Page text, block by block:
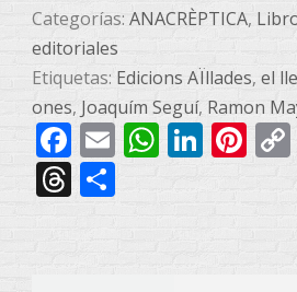
LES
ONES
I
ALTRES
RELATS
cantidad
Categorías: ANACRÈPTICA,
editoriales
Etiquetas: Edicions AÏllades, el
ones, Joaquím Seguí, Ramon
Facebook
Email
Threads